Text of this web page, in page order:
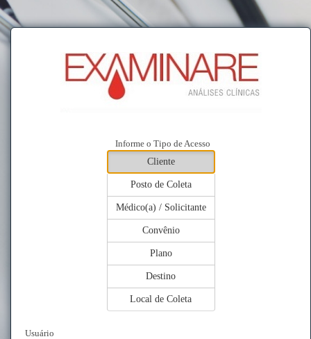
Informe o Tipo de Acesso
Cliente
Posto de Coleta
Médico(a) / Solicitante
Convênio
Plano
Destino
Local de Coleta
Usuário